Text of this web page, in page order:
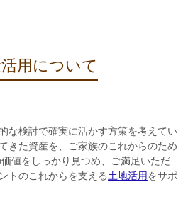
用について
な検討で確実に活かす方策を考えてい
きた資産を、ご家族のこれからのため
値をしっかり見つめ、ご満足いただ
トのこれからを支える土地活用をサポ